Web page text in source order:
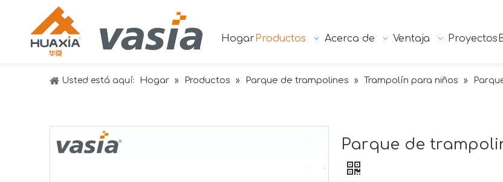
Hogar Productos Acerca de Ventaja Proyectos
Usted está aquí: Hogar » Productos » Parque de trampolines » Trampolín para niños »
Parque de